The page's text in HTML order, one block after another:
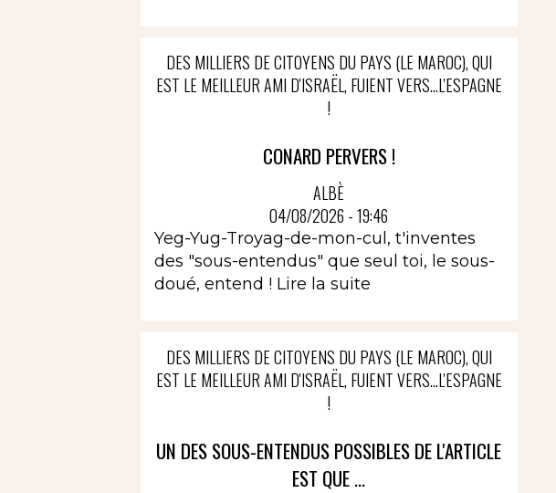
DES MILLIERS DE CITOYENS DU PAYS (LE MAROC), QUI
EST LE MEILLEUR AMI D'ISRAËL, FUIENT VERS...L'ESPAGNE
!
CONARD PERVERS !
ALBÈ
04/08/2026 - 19:46
Yeg-Yug-Troyag-de-mon-cul, t'inventes
des "sous-entendus" que seul toi, le sous-
doué, entend ! Lire la suite
DES MILLIERS DE CITOYENS DU PAYS (LE MAROC), QUI
EST LE MEILLEUR AMI D'ISRAËL, FUIENT VERS...L'ESPAGNE
!
UN DES SOUS-ENTENDUS POSSIBLES DE L'ARTICLE
EST QUE ...